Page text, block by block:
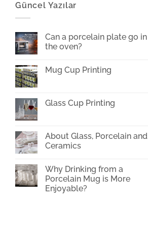
Güncel Yazılar
Can a porcelain plate go in
the oven?
on
go
Mug Cup Printing
Mug
Cup
Glass Cup Printing
Glass
Cup
Printing
About Glass, Porcelain and
Ceramics
on
About
Glass,
Porcelain
Why Drinking from a
Porcelain Mug is More
Enjoyable?